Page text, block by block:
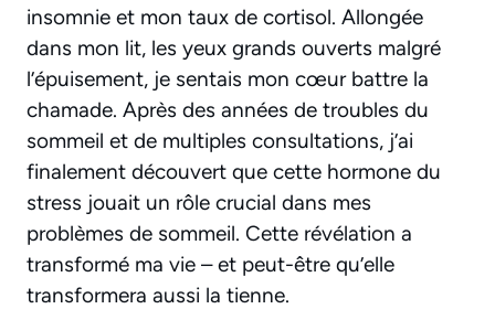
insomnie et mon taux de cortisol. Allongée
dans mon lit, les yeux grands ouverts malgré
l’épuisement, je sentais mon cœur battre la
chamade. Après des années de troubles du
sommeil et de multiples consultations, j’ai
finalement découvert que cette hormone du
stress jouait un rôle crucial dans mes
problèmes de sommeil. Cette révélation a
transformé ma vie – et peut-être qu’elle
transformera aussi la tienne.